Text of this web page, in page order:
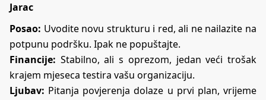
Jarac
Posao: Uvodite novu strukturu i red, ali ne nailazite na
potpunu podršku. Ipak ne popuštajte.
Financije: Stabilno, ali s oprezom, jedan veći trošak
krajem mjeseca testira vašu organizaciju.
Ljubav: Pitanja povjerenja dolaze u prvi plan, vrijeme